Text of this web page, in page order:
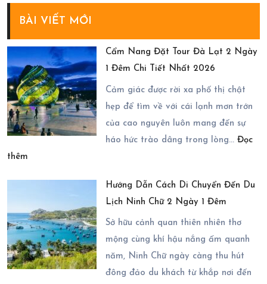
BÀI VIẾT MỚI
Cẩm Nang Đặt Tour Đà Lạt 2 Ngày
1 Đêm Chi Tiết Nhất 2026
Cảm giác được rời xa phố thị chật
hẹp để tìm về với cái lạnh mơn trớn
của cao nguyên luôn mang đến sự
háo hức trào dâng trong lòng… Đọc
thêm
Tour
Đà
Lạt
Hướng Dẫn Cách Di Chuyển Đến Du
Lịch Ninh Chữ 2 Ngày 1 Đêm
Sở hữu cảnh quan thiên nhiên thơ
mộng cùng khí hậu nắng ấm quanh
năm, Ninh Chữ ngày càng thu hút
đông đảo du khách từ khắp nơi đến